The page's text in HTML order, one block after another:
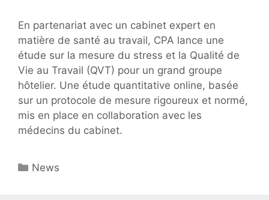
En partenariat avec un cabinet expert en
matière de santé au travail, CPA lance une
étude sur la mesure du stress et la Qualité de
Vie au Travail (QVT) pour un grand groupe
hôtelier. Une étude quantitative online, basée
sur un protocole de mesure rigoureux et normé,
mis en place en collaboration avec les
médecins du cabinet.
Catégories
News